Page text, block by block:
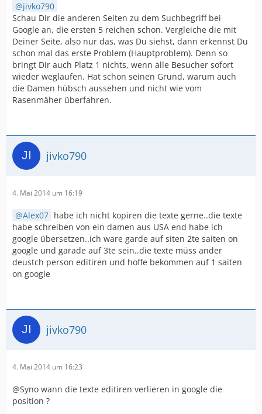
jivko790
Schau Dir die anderen Seiten zu dem Suchbegriff bei
Google an, die ersten 5 reichen schon. Vergleiche die mit
Deiner Seite, also nur das, was Du siehst, dann erkennst Du
schon mal das erste Problem (Hauptproblem). Denn so
bringt Dir auch Platz 1 nichts, wenn alle Besucher sofort
wieder weglaufen. Hat schon seinen Grund, warum auch
die Damen hübsch aussehen und nicht wie vom
Rasenmäher überfahren.
jivko790
4. Mai 2014 um 16:19
Alex07 habe ich nicht kopiren die texte gerne..die texte
habe schreiben von ein damen aus USA end habe ich
google übersetzen..ich ware garde auf siten 2te saiten on
google und garade auf 3te sein..die texte müss ander
deustch person editiren und hoffe bekommen auf 1 saiten
on google
jivko790
4. Mai 2014 um 16:23
@Syno wann die texte editiren verlieren in google die
position ?